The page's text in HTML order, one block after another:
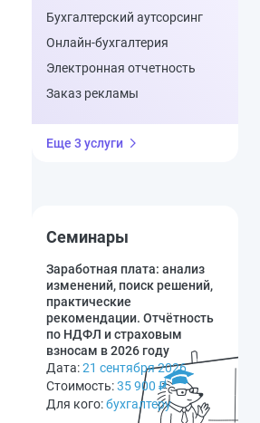
Бухгалтерский аутсорсинг
Онлайн-бухгалтерия
Электронная отчетность
Заказ рекламы
Еще 3 услуги
Семинары
Заработная плата: анализ
изменений, поиск решений,
практические
рекомендации. Отчётность
по НДФЛ и страховым
взносам в 2026 году
Дата:21 сентября 2026
Стоимость:35 900 ₽
Для кого:бухгалтеру